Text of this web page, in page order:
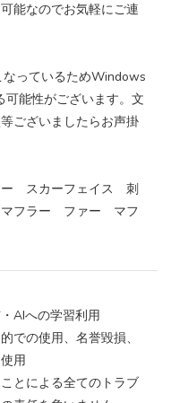
能なのでお気軽にご連
っているためWindows
可能性がございます。文
ございましたらお声掛
ー スカーフェイス 刺
フラー ファー マフ
AIへの学習利用
での使用、名誉毀損、
用
とによる全てのトラブ